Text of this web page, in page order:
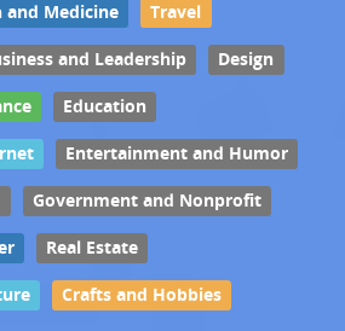
and Medicine Travel
and Leadership Design
Education
Entertainment and Humor
Government and Nonprofit
Real Estate
Crafts and Hobbies